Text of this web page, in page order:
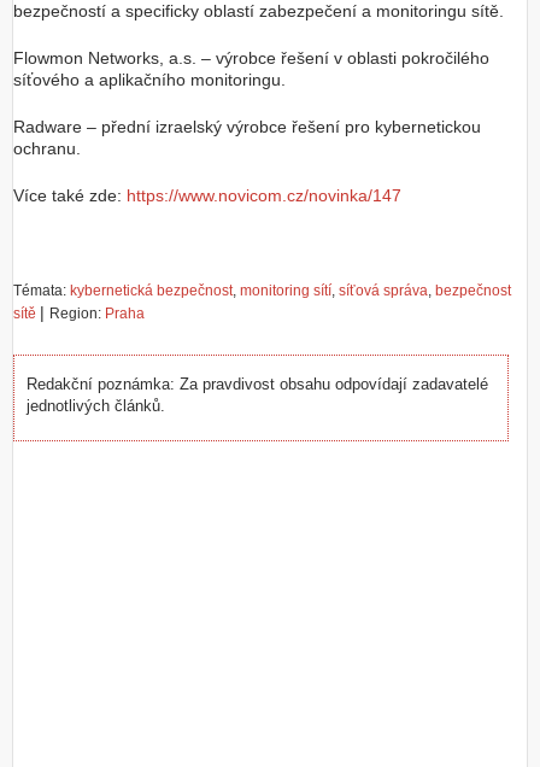
bezpečností a specificky oblastí zabezpečení a monitoringu sítě.
Flowmon Networks, a.s. – výrobce řešení v oblasti pokročilého
síťového a aplikačního monitoringu.
Radware – přední izraelský výrobce řešení pro kybernetickou
ochranu.
Více také zde: https://www.novicom.cz/novinka/147
Témata: kybernetická bezpečnost, monitoring sítí, síťová správa, bezpečnost
sítě | Region: Praha
Redakční poznámka: Za pravdivost obsahu odpovídají zadavatelé
jednotlivých článků.